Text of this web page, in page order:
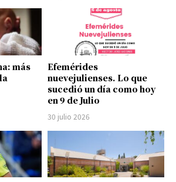
más
Efemérides
nuevejulienses. Lo que
sucedió un día como hoy
en 9 de Julio
30 julio 2026